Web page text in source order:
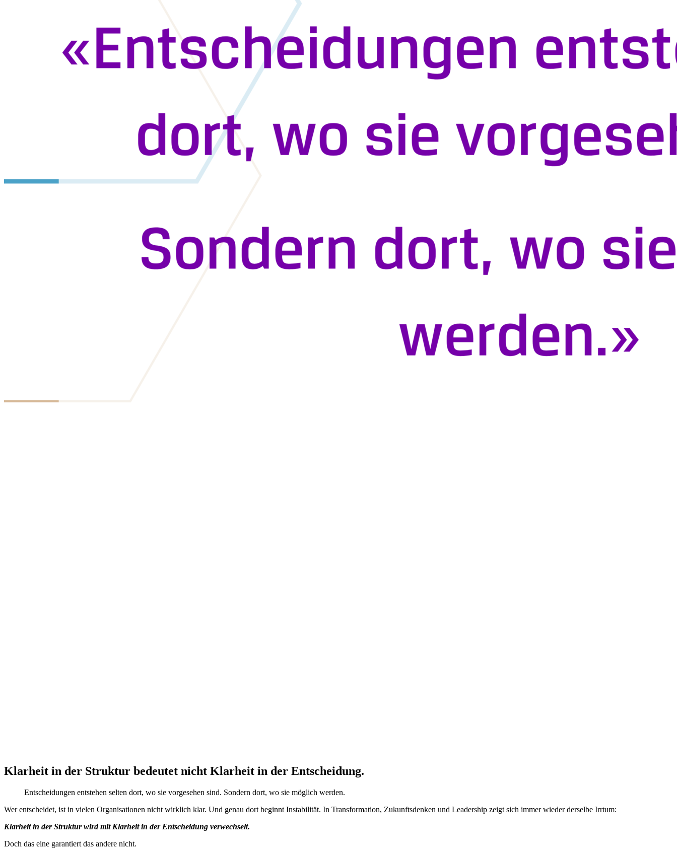
Klarheit in der Struktur bedeutet nicht Klarheit in der Entscheidung.
Entscheidungen entstehen selten dort, wo sie vorgesehen sind. Sondern dort, wo sie möglich werden.
Wer entscheidet, ist in vielen Organisationen nicht wirklich klar. Und genau dort beginnt Instabilität. In Transformation, Zukunftsdenken und Leadership zeigt sich immer wieder derselbe Irrtum:
Klarheit in der Struktur wird mit Klarheit in der Entscheidung verwechselt.
Doch das eine garantiert das andere nicht.